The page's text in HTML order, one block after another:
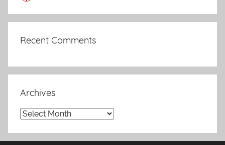
Recent Comments
Archives
Archives